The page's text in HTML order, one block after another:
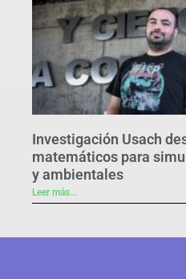
Investigación Usach
matemáticos para
y ambientales
Leer más...